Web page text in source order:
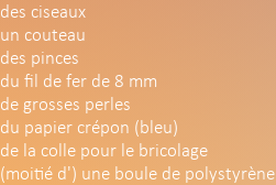
des ciseaux
un couteau
des pinces
du fil de fer de 8 mm
de grosses perles
du papier crépon (bleu)
de la colle pour le bricolage
(moitié d') une boule de polystyrène